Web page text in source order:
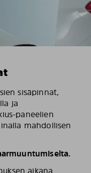
sisäpinnat,
ja
paneelien
mahdollisen
aikana